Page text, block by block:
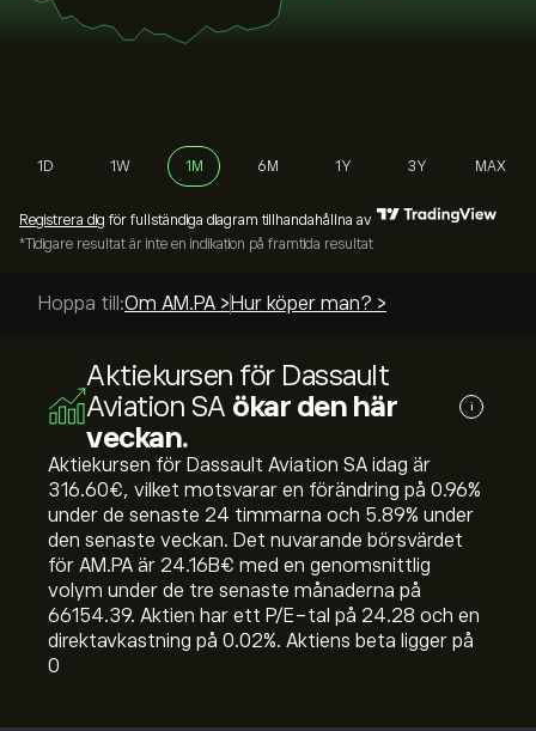
1D 1W 1M 6M 1Y 3Y MAX
Registrera dig för fullständiga diagram tillhandahållna av
*Tidigare resultat är inte en indikation på framtida resultat
Hoppa till:Om AM.PA > Hur köper man? >
Aktiekursen för Dassault
Aviation SA ökar den här
veckan.
i
Aktiekursen för Dassault Aviation SA idag är
316.60‎€‎, vilket motsvarar en förändring på ‎0.96‎%
under de senaste 24 timmarna och ‎5.89‎% under
den senaste veckan. Det nuvarande börsvärdet
för AM.PA är 24.16B‎€‎ med en genomsnittlig
volym under de tre senaste månaderna på
66154.39. Aktien har ett P/E-tal på 24.28 och en
direktavkastning på 0.02%. Aktiens beta ligger på
0